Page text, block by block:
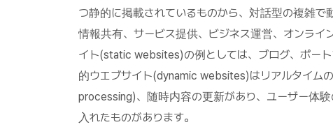
つ静的に掲載されているものから、対話型の複雑で
情報共有、サービス提供、ビジネス運営、オンライ
イト(static websites)の例としては、ブログ、ポー
的ウエブサイト(dynamic websites)はリアルタイ
processing)、随時内容の更新があり、ユーザー体
入れたものがあります。